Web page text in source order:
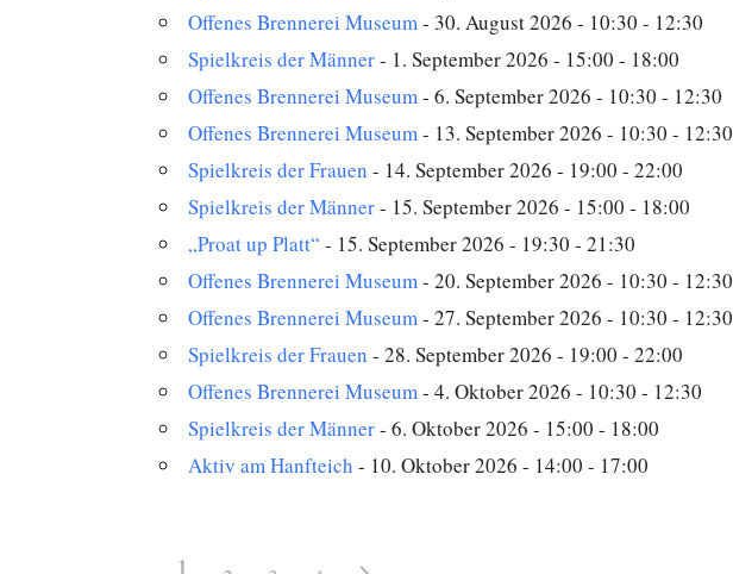
Offenes Brennerei Museum- 30. August 2026 - 10:30 - 12:30
Spielkreis der Männer- 1. September 2026 - 15:00 - 18:00
Offenes Brennerei Museum- 6. September 2026 - 10:30 - 12:30
Offenes Brennerei Museum- 13. September 2026 - 10:30 - 12:30
Spielkreis der Frauen - 14. September 2026 - 19:00 - 22:00
Spielkreis der Männer- 15. September 2026 - 15:00 - 18:00
„Proat up Platt“ - 15. September 2026 - 19:30 - 21:30
Offenes Brennerei Museum- 20. September 2026 - 10:30 - 12:30
Offenes Brennerei Museum- 27. September 2026 - 10:30 - 12:30
Spielkreis der Frauen - 28. September 2026 - 19:00 - 22:00
Offenes Brennerei Museum- 4. Oktober 2026 - 10:30 - 12:30
Spielkreis der Männer- 6. Oktober 2026 - 15:00 - 18:00
Aktiv am Hanfteich - 10. Oktober 2026 - 14:00 - 17:00